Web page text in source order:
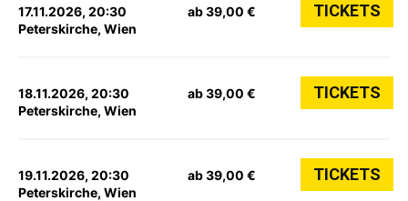
17.11.2026, 20:30
Peterskirche, Wien
ab 39,00 € TICKETS
18.11.2026, 20:30
Peterskirche, Wien
ab 39,00 € TICKETS
19.11.2026, 20:30
Peterskirche, Wien
ab 39,00 € TICKETS